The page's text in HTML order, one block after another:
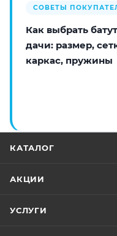
СОВЕТЫ
Как выбрать
дачи: размер,
каркас, пружины
КАТАЛОГ
АКЦИИ
УСЛУГИ